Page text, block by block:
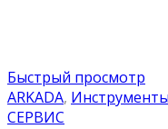
Быстрый просмотр
ARKADA,
СЕРВИС